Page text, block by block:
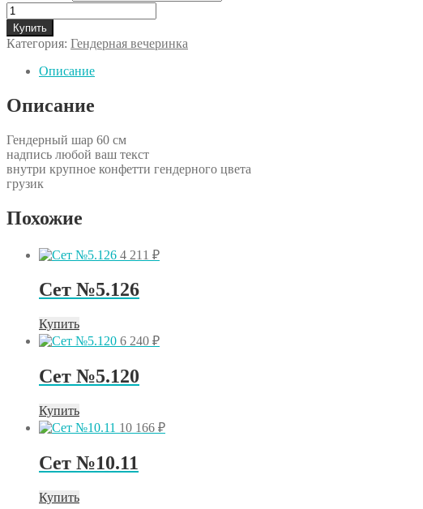
Количество
товара
Гендерный
шар
белый
Купить
Категория: Гендерная вечеринка
Описание
Описание
Гендерный шар 60 см
надпись любой ваш текст
внутри крупное конфетти гендерного цвета
грузик
Похожие
4 211 ₽
Сет №5.126
Купить
6 240 ₽
Сет №5.120
Купить
10 166 ₽
Сет №10.11
Купить